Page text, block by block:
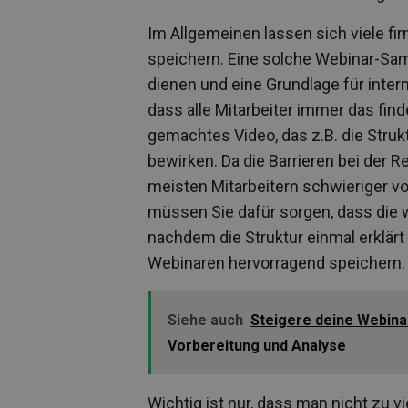
Im Allgemeinen lassen sich viele
speichern. Eine solche Webinar-
dienen und eine Grundlage für
dass alle Mitarbeiter immer das
gemachtes Video, das z.B. die
bewirken. Da die Barrieren bei der
meisten Mitarbeitern schwieriger
müssen Sie dafür sorgen, dass
nachdem die Struktur einmal
Webinaren hervorragend speichern.
Siehe auch Steigere deine
Vorbereitung und Analyse
Wichtig ist nur, dass man nicht zu